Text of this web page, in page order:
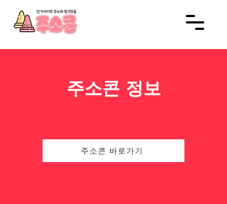
주소콘 정보
주소콘 바로가기